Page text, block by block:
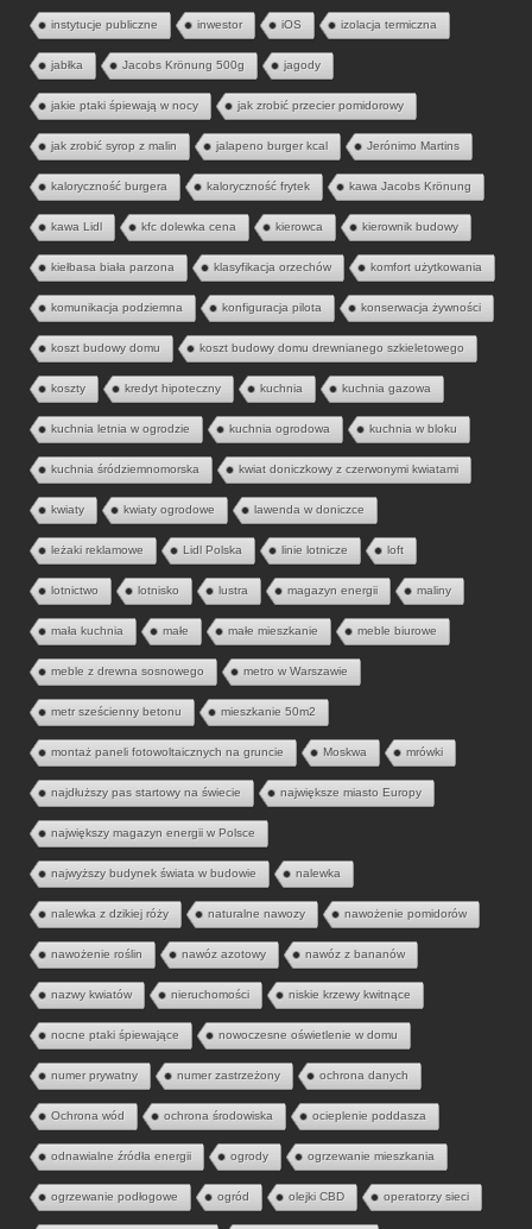
instytucje publiczne inwestor iOS izolacja termiczna
jabłka Jacobs Krönung 500g jagody
jakie ptaki śpiewają w nocy jak zrobić przecier pomidorowy
jak zrobić syrop z malin jalapeno burger kcal Jerónimo Martins
kaloryczność burgera kaloryczność frytek kawa Jacobs Krönung
kawa Lidl kfc dolewka cena kierowca kierownik budowy
kiełbasa biała parzona klasyfikacja orzechów komfort użytkowania
komunikacja podziemna konfiguracja pilota konserwacja żywności
koszt budowy domu koszt budowy domu drewnianego szkieletowego
koszty kredyt hipoteczny kuchnia kuchnia gazowa
kuchnia letnia w ogrodzie kuchnia ogrodowa kuchnia w bloku
kuchnia śródziemnomorska kwiat doniczkowy z czerwonymi kwiatami
kwiaty kwiaty ogrodowe lawenda w doniczce
leżaki reklamowe Lidl Polska linie lotnicze loft
lotnictwo lotnisko lustra magazyn energii maliny
mała kuchnia małe małe mieszkanie meble biurowe
meble z drewna sosnowego metro w Warszawie
metr sześcienny betonu mieszkanie 50m2
montaż paneli fotowoltaicznych na gruncie Moskwa mrówki
najdłuższy pas startowy na świecie największe miasto Europy
największy magazyn energii w Polsce
najwyższy budynek świata w budowie nalewka
nalewka z dzikiej róży naturalne nawozy nawożenie pomidorów
nawożenie roślin nawóz azotowy nawóz z bananów
nazwy kwiatów nieruchomości niskie krzewy kwitnące
nocne ptaki śpiewające nowoczesne oświetlenie w domu
numer prywatny numer zastrzeżony ochrona danych
Ochrona wód ochrona środowiska ocieplenie poddasza
odnawialne źródła energii ogrody ogrzewanie mieszkania
ogrzewanie podłogowe ogród olejki CBD operatorzy sieci